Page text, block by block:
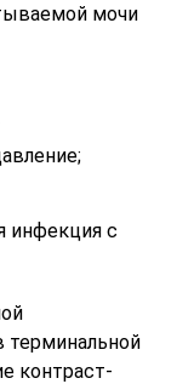
мочи
инфекция с
терминальной
контраст-